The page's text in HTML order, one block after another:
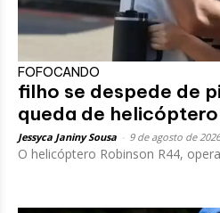
FOFOCANDO
filho se despede de
queda de helicóptero
Jessyca Janiny Sousa 9 de agosto de 2026
O helicóptero Robinson R44,